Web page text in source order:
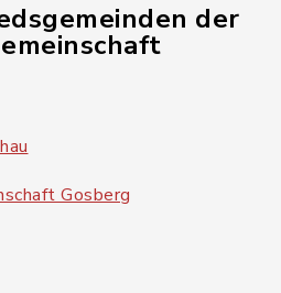
der
Gosberg